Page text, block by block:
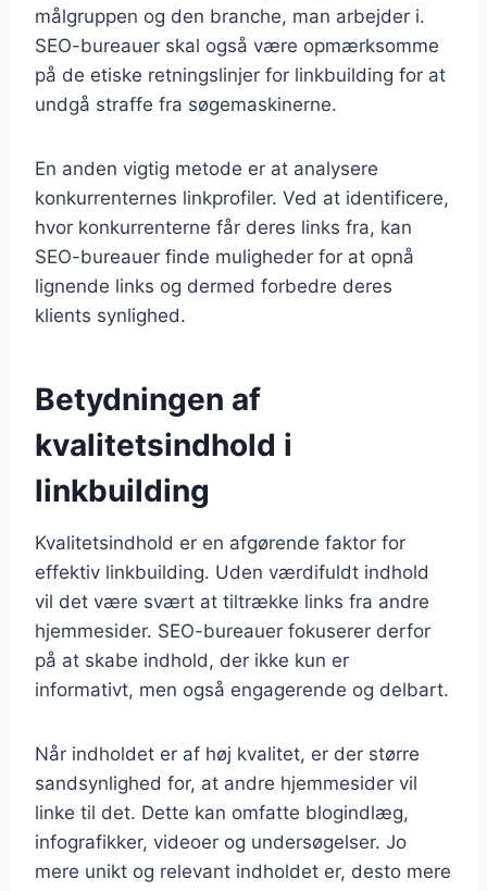
målgruppen og den branche, man arbejder i.
SEO-bureauer skal også være opmærksomme
på de etiske retningslinjer for linkbuilding for at
undgå straffe fra søgemaskinerne.
En anden vigtig metode er at analysere
konkurrenternes linkprofiler. Ved at identificere,
hvor konkurrenterne får deres links fra, kan
SEO-bureauer finde muligheder for at opnå
lignende links og dermed forbedre deres
klients synlighed.
Betydningen af
kvalitetsindhold i
linkbuilding
Kvalitetsindhold er en afgørende faktor for
effektiv linkbuilding. Uden værdifuldt indhold
vil det være svært at tiltrække links fra andre
hjemmesider. SEO-bureauer fokuserer derfor
på at skabe indhold, der ikke kun er
informativt, men også engagerende og delbart.
Når indholdet er af høj kvalitet, er der større
sandsynlighed for, at andre hjemmesider vil
linke til det. Dette kan omfatte blogindlæg,
infografikker, videoer og undersøgelser. Jo
mere unikt og relevant indholdet er, desto mere